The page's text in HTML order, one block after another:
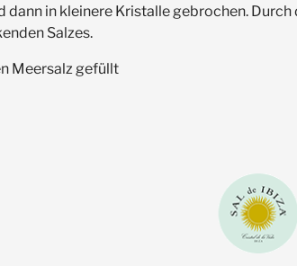
in kleinere Kristalle gebrochen.
Salzes.
Meersalz gefüllt